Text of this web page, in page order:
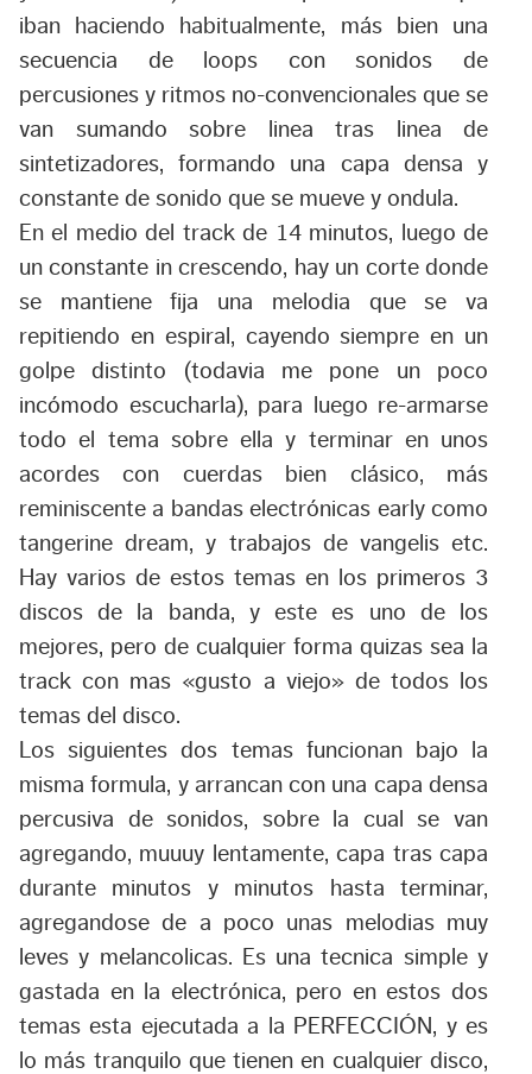
iban haciendo habitualmente, más bien una
secuencia de loops con sonidos de
percusiones y ritmos no-convencionales que se
van sumando sobre linea tras linea de
sintetizadores, formando una capa densa y
constante de sonido que se mueve y ondula.
En el medio del track de 14 minutos, luego de
un constante in crescendo, hay un corte donde
se mantiene fija una melodia que se va
repitiendo en espiral, cayendo siempre en un
golpe distinto (todavia me pone un poco
incómodo escucharla), para luego re-armarse
todo el tema sobre ella y terminar en unos
acordes con cuerdas bien clásico, más
reminiscente a bandas electrónicas early como
tangerine dream, y trabajos de vangelis etc.
Hay varios de estos temas en los primeros 3
discos de la banda, y este es uno de los
mejores, pero de cualquier forma quizas sea la
track con mas «gusto a viejo» de todos los
temas del disco.
Los siguientes dos temas funcionan bajo la
misma formula, y arrancan con una capa densa
percusiva de sonidos, sobre la cual se van
agregando, muuuy lentamente, capa tras capa
durante minutos y minutos hasta terminar,
agregandose de a poco unas melodias muy
leves y melancolicas. Es una tecnica simple y
gastada en la electrónica, pero en estos dos
temas esta ejecutada a la PERFECCIÓN, y es
lo más tranquilo que tienen en cualquier disco,